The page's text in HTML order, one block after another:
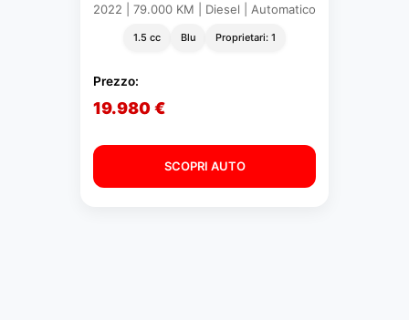
2022 | 79.000 KM | Diesel | Automatico
1.5 cc Blu Proprietari: 1
Prezzo:
19.980 €
SCOPRI AUTO